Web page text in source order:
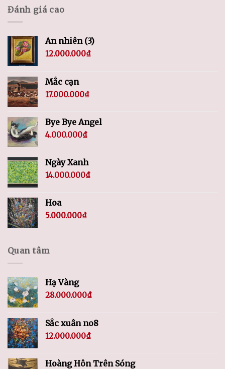
Đánh giá cao
An nhiên (3)
12.000.000₫
Mắc cạn
17.000.000₫
Bye Bye Angel
4.000.000₫
Ngày Xanh
14.000.000₫
Hoa
5.000.000₫
Quan tâm
Hạ Vàng
28.000.000₫
Sắc xuân no8
12.000.000₫
Hoàng Hôn Trên Sóng